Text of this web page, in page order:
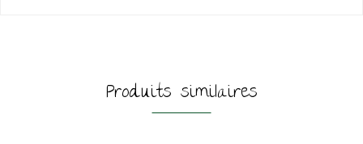
Produits similaires